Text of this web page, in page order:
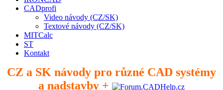
CADprofi
Video návody (CZ/SK)
Textové návody (CZ/SK)
MITCalc
ST
Kontakt
CZ a SK návody pro různé CAD systémy
a nadstavby +